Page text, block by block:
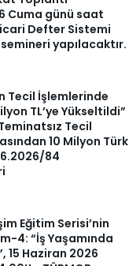
Cuma günü saat
Defter Sistemi
yapılacaktır.
Tecil İşlemlerinde
TL’ye Yükseltildi”
Tecil
10 Milyon Türk
84
Eğitim Serisi’nin
4: “İş Yaşamında
15 Haziran 2026